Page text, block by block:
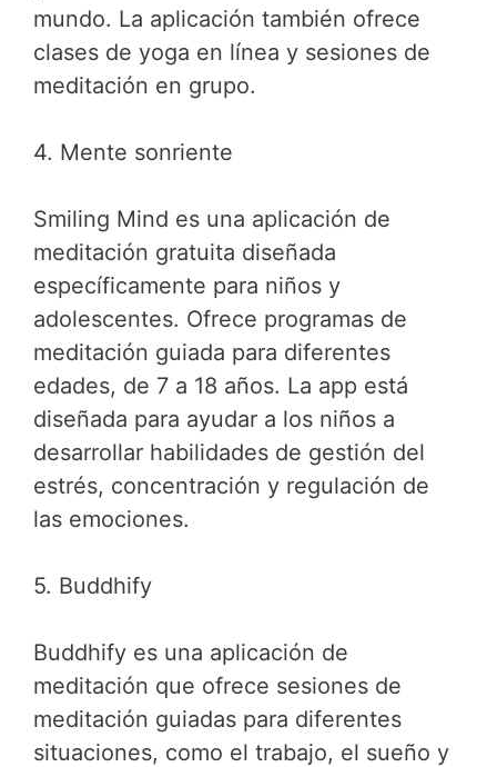
mundo. La aplicación también ofrece
clases de yoga en línea y sesiones de
meditación en grupo.
4. Mente sonriente
Smiling Mind es una aplicación de
meditación gratuita diseñada
específicamente para niños y
adolescentes. Ofrece programas de
meditación guiada para diferentes
edades, de 7 a 18 años. La app está
diseñada para ayudar a los niños a
desarrollar habilidades de gestión del
estrés, concentración y regulación de
las emociones.
5. Buddhify
Buddhify es una aplicación de
meditación que ofrece sesiones de
meditación guiadas para diferentes
situaciones, como el trabajo, el sueño y